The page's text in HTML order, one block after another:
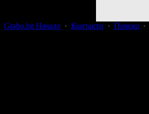
Grabo.bg Начало · Контакти · Помощ ·